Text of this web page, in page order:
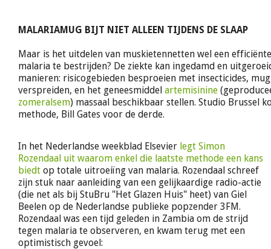
MALARIAMUG BIJT NIET ALLEEN TIJDENS DE SLAAP
Maar is het uitdelen van muskietennetten wel een
malaria te bestrijden? De ziekte kan ingedamd en
manieren: risicogebieden besproeien met insecticides,
verspreiden, en het geneesmiddel artemisinine
zomeralsem) massaal beschikbaar stellen. Studio Brussel
methode, Bill Gates voor de derde.
In het Nederlandse weekblad Elsevier legt Simon
Rozendaal uit waarom enkel die laatste methode een kans
biedt op totale uitroeiïng van malaria. Rozendaal schreef
zijn stuk naar aanleiding van een gelijkaardige radio-actie
(die net als bij StuBru "Het Glazen Huis" heet) van Giel
Beelen op de Nederlandse publieke popzender 3FM.
Rozendaal was een tijd geleden in Zambia om de strijd
tegen malaria te observeren, en kwam terug met een
optimistisch gevoel: